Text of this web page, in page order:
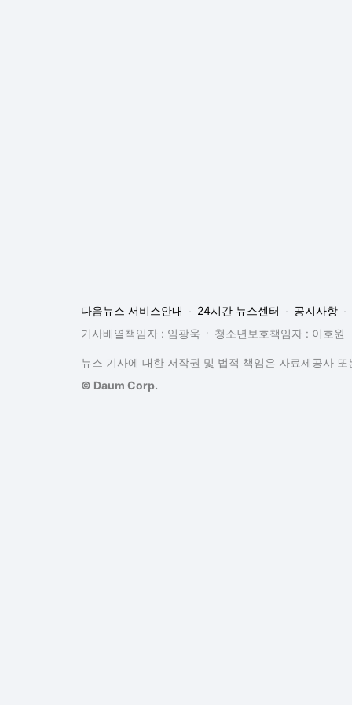
다음뉴스 서비스안내 24시간 뉴스센터
공지사항
기사배열책임자 : 임광욱
청소년보호책임자 : 이호원
뉴스 기사에 대한 저작권 및 법적 책임은 자료제공사
© Daum Corp.